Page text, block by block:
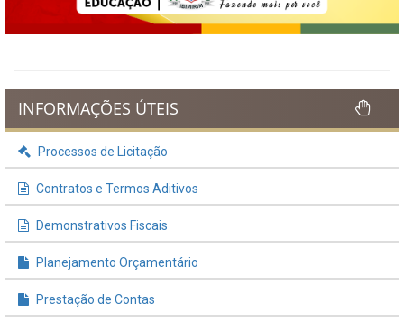
INFORMAÇÕES ÚTEIS
Processos de Licitação
Contratos e Termos Aditivos
Demonstrativos Fiscais
Planejamento Orçamentário
Prestação de Contas